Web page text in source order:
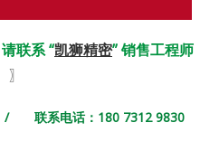
联系 “凯狮精密” 销售工程师
〗
系电话：180 7312 9830